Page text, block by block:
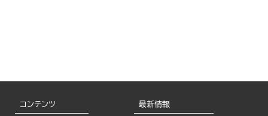
コンテンツ 最新情報